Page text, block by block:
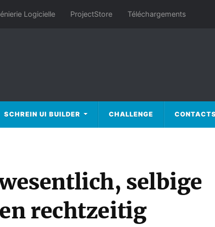
Logicielle ProjectStore Téléchargements
SCHREIN UI BUILDER CHALLENGE
selbige
rechtzeitig